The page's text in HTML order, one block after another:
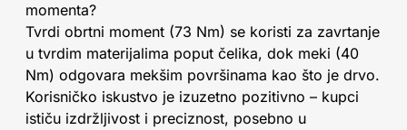
momenta?
Tvrdi obrtni moment (73 Nm) se koristi za zavrtanje
u tvrdim materijalima poput čelika, dok meki (40
Nm) odgovara mekšim površinama kao što je drvo.
Korisničko iskustvo je izuzetno pozitivno – kupci
ističu izdržljivost i preciznost, posebno u